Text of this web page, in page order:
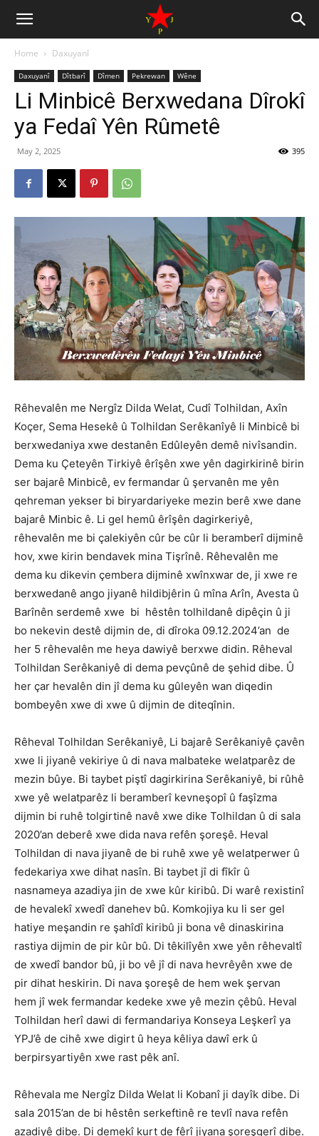
Home Daxuyanî
Daxuyanî Dîtbarî Dîmen Pekrewan Wêne
Li Minbicê Berxwedana Dîrokî
ya Fedaî Yên Rûmetê
May 2, 2025 395
Rêhevalên me Nergîz Dilda Welat, Cudî Tolhildan, Axîn
Koçer, Sema Hesekê û Tolhildan Serêkanîyê li Minbicê bi
berxwedaniya xwe destanên Edûleyên demê nivîsandin.
Dema ku Çeteyên Tirkiyê êrîşên xwe yên dagirkirinê birin
ser bajarê Minbicê, ev fermandar û şervanên me yên
qehreman yekser bi biryardariyeke mezin berê xwe dane
bajarê Minbic ê. Li gel hemû êrîşên dagirkeriyê,
rêhevalên me bi çalekiyên cûr be cûr li beramberî dijminê
hov, xwe kirin bendavek mina Tişrînê. Rêhevalên me
dema ku dikevin çembera dijminê xwînxwar de, ji xwe re
berxwedanê ango jiyanê hildibjêrin û mîna Arîn, Avesta û
Barînên serdemê xwe bi hêstên tolhildanê dipêçin û ji
bo nekevin destê dijmin de, di dîroka 09.12.2024’an de
her 5 rêhevalên me heya dawiyê berxwe didin. Rêheval
Tolhildan Serêkaniyê di dema pevçûnê de şehid dibe. Û
her çar hevalên din jî dema ku gûleyên wan diqedin
bombeyên xwe di xwe û dijmin de diteqînin.
Rêheval Tolhildan Serêkaniyê, Li bajarê Serêkaniyê çavên
xwe li jiyanê vekiriye û di nava malbateke welatparêz de
mezin bûye. Bi taybet piştî dagirkirina Serêkaniyê, bi rûhê
xwe yê welatparêz li beramberî kevneşopî û faşîzma
dijmin bi ruhê tolgirtinê navê xwe dike Tolhildan û di sala
2020’an deberê xwe dida nava refên şoreşê. Heval
Tolhildan di nava jiyanê de bi ruhê xwe yê welatperwer û
fedekariya xwe dihat nasîn. Bi taybet jî di fîkîr û
nasnameya azadiya jin de xwe kûr kiribû. Di warê rexistinî
de hevalekî xwedî danehev bû. Komkojiya ku li ser gel
hatiye meşandin re şahîdî kiribû ji bona vê dinaskirina
rastiya dijmin de pir kûr bû. Di têkilîyên xwe yên rêhevaltî
de xwedî bandor bû, ji bo vê jî di nava hevrêyên xwe de
pir dihat heskirin. Di nava şoreşê de hem wek şervan
hem jî wek fermandar kedeke xwe yê mezin çêbû. Heval
Tolhildan herî dawi di fermandariya Konseya Leşkerî ya
YPJ’ê de cihê xwe digirt û heya kêliya dawî erk û
berpirsyartiyên xwe rast pêk anî.
Rêhevala me Nergîz Dilda Welat li Kobanî ji dayîk dibe. Di
sala 2015’an de bi hêstên serkeftinê re tevlî nava refên
azadiyê dibe. Di demekî kurt de fêrî jiyana şoreşgerî dibe.